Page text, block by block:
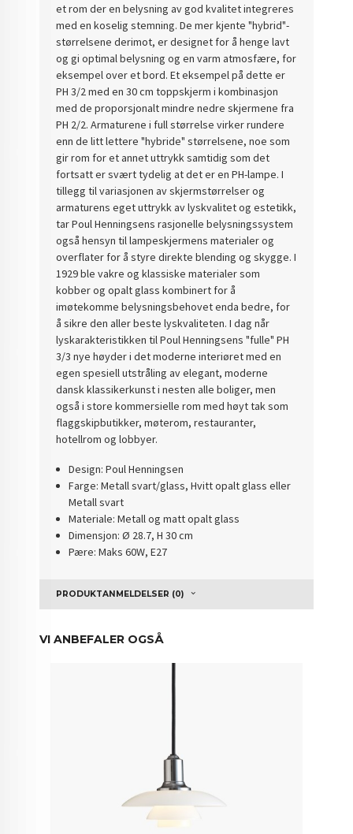
et rom der en belysning av god kvalitet integreres
med en koselig stemning. De mer kjente "hybrid"-
størrelsene derimot, er designet for å henge lavt
og gi optimal belysning og en varm atmosfære, for
eksempel over et bord. Et eksempel på dette er
PH 3/2 med en 30 cm toppskjerm i kombinasjon
med de proporsjonalt mindre nedre skjermene fra
PH 2/2. Armaturene i full størrelse virker rundere
enn de litt lettere "hybride" størrelsene, noe som
gir rom for et annet uttrykk samtidig som det
fortsatt er svært tydelig at det er en PH-lampe. I
tillegg til variasjonen av skjermstørrelser og
armaturens eget uttrykk av lyskvalitet og estetikk,
tar Poul Henningsens rasjonelle belysningssystem
også hensyn til lampeskjermens materialer og
overflater for å styre direkte blending og skygge. I
1929 ble vakre og klassiske materialer som
kobber og opalt glass kombinert for å
imøtekomme belysningsbehovet enda bedre, for
å sikre den aller beste lyskvaliteten. I dag når
lyskarakteristikken til Poul Henningsens "fulle" PH
3/3 nye høyder i det moderne interiøret med en
egen spesiell utstråling av elegant, moderne
dansk klassikerkunst i nesten alle boliger, men
også i store kommersielle rom med høyt tak som
flaggskipbutikker, møterom, restauranter,
hotellrom og lobbyer.
Design: Poul Henningsen
Farge: Metall svart/glass, Hvitt opalt glass eller
Metall svart
Materiale: Metall og matt opalt glass
Dimensjon: Ø 28.7, H 30 cm
Pære: Maks 60W, E27
PRODUKTANMELDELSER (0)
VI ANBEFALER OGSÅ